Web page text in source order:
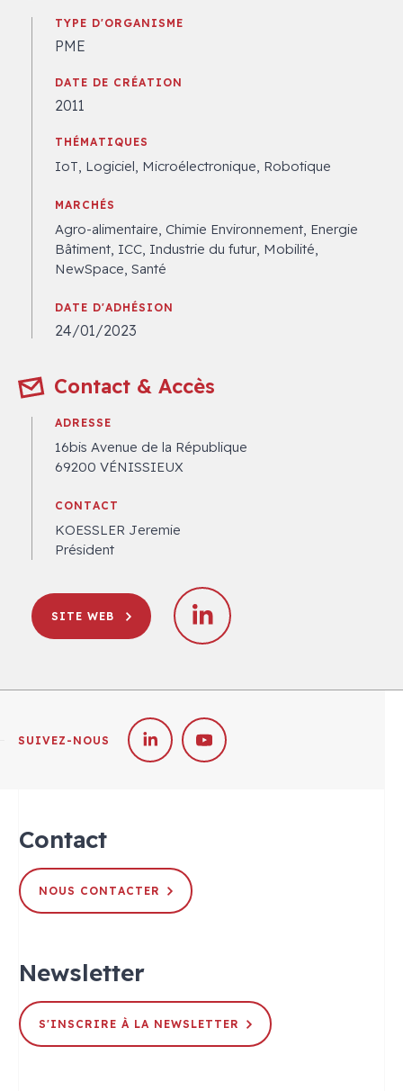
TYPE D'ORGANISME
PME
DATE DE CRÉATION
2011
THÉMATIQUES
IoT, Logiciel, Microélectronique, Robotique
MARCHÉS
Agro-alimentaire, Chimie Environnement, Energie
Bâtiment, ICC, Industrie du futur, Mobilité,
NewSpace, Santé
DATE D'ADHÉSION
24/01/2023
Contact & Accès
ADRESSE
16bis Avenue de la République
69200 VÉNISSIEUX
CONTACT
KOESSLER Jeremie
Président
SITE WEB
SUIVEZ-NOUS
Contact
NOUS CONTACTER
Newsletter
S'INSCRIRE À LA NEWSLETTER